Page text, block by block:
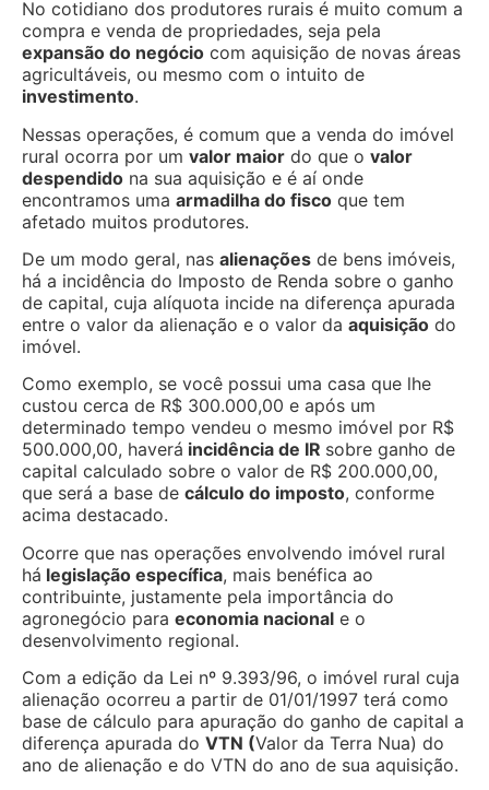
No cotidiano dos produtores rurais é muito comum a
compra e venda de propriedades, seja pela
expansão do negócio com aquisição de novas áreas
agricultáveis, ou mesmo com o intuito de
investimento.
Nessas operações, é comum que a venda do imóvel
rural ocorra por um valor maior do que o valor
despendido na sua aquisição e é aí onde
encontramos uma armadilha do fisco que tem
afetado muitos produtores.
De um modo geral, nas alienações de bens imóveis,
há a incidência do Imposto de Renda sobre o ganho
de capital, cuja alíquota incide na diferença apurada
entre o valor da alienação e o valor da aquisição do
imóvel.
Como exemplo, se você possui uma casa que lhe
custou cerca de R$ 300.000,00 e após um
determinado tempo vendeu o mesmo imóvel por R$
500.000,00, haverá incidência de IR sobre ganho de
capital calculado sobre o valor de R$ 200.000,00,
que será a base de cálculo do imposto, conforme
acima destacado.
Ocorre que nas operações envolvendo imóvel rural
há legislação específica, mais benéfica ao
contribuinte, justamente pela importância do
agronegócio para economia nacional e o
desenvolvimento regional.
Com a edição da Lei nº 9.393/96, o imóvel rural cuja
alienação ocorreu a partir de 01/01/1997 terá como
base de cálculo para apuração do ganho de capital a
diferença apurada do VTN (Valor da Terra Nua) do
ano de alienação e do VTN do ano de sua aquisição.